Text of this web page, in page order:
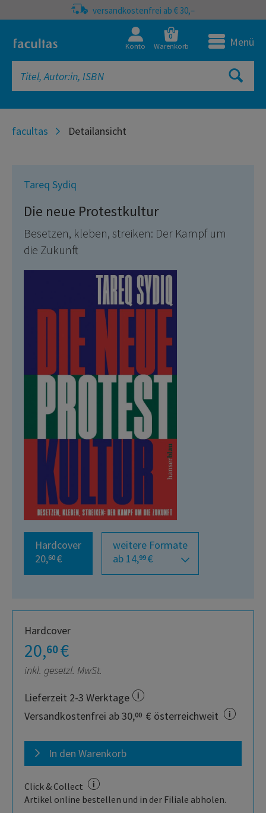
versandkostenfrei ab € 30,–
Konto
0
Warenkorb Menü
facultas Detailansicht
Tareq Sydiq
Die neue Protestkultur
Besetzen, kleben, streiken: Der Kampf um
die Zukunft
Hardcover
20,60 €
weitere Formate
ab 14,99 €
Hardcover
20,60€
inkl. gesetzl. MwSt.
Lieferzeit 2-3 Werktage
Versandkostenfrei ab 30,00 € österreichweit
In den Warenkorb
Click & Collect
Artikel online bestellen und in der Filiale abholen.